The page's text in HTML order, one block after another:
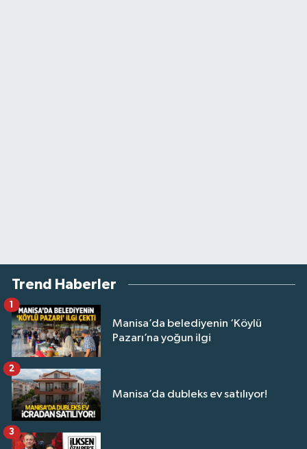
Trend Haberler
Manisa’da belediyenin ‘Köylü
Pazarı’na yoğun ilgi
1
Manisa’da dubleks ev satılıyor!
2
3